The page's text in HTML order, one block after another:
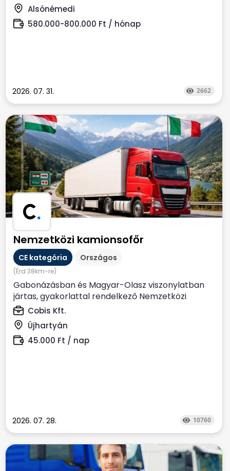
Alsónémedi
580.000-800.000 Ft / hónap
2026. 07. 31. 2662
C.
Nemzetközi kamionsofőr
CE kategória Országos
(Érd 38km-re)
Gabonázásban és Magyar-Olasz viszonylatban
jártas, gyakorlattal rendelkező Nemzetközi
kamionsofőrt keresünk....
Cobis Kft.
Újhartyán
45.000 Ft / nap
2026. 07. 28. 10760